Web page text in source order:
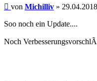
Beitrag
von Michilliv »
Soo noch ein Update....
Noch